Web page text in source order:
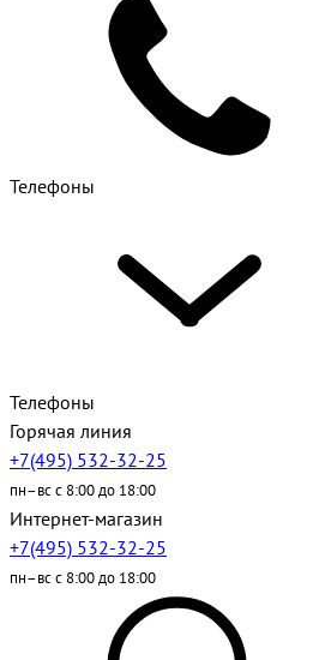
Телефоны
Телефоны
Горячая линия
+7(495) 532-32-25
пн–вс с 8:00 до 18:00
Интернет-магазин
+7(495) 532-32-25
пн–вс с 8:00 до 18:00